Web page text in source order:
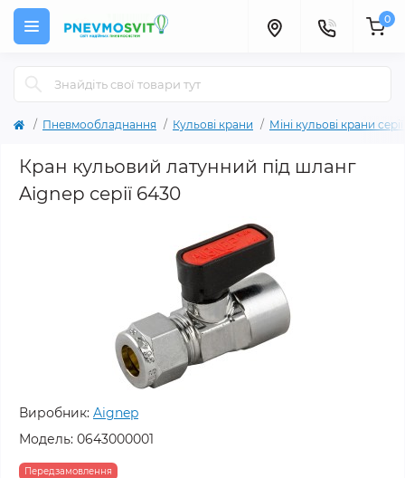
0
Пневмообладнання Кульові крани Міні кульові крани
Кран кульовий латунний під шланг
Aignep серії 6430
Виробник: Aignep
Модель: 0643000001
Передзамовлення